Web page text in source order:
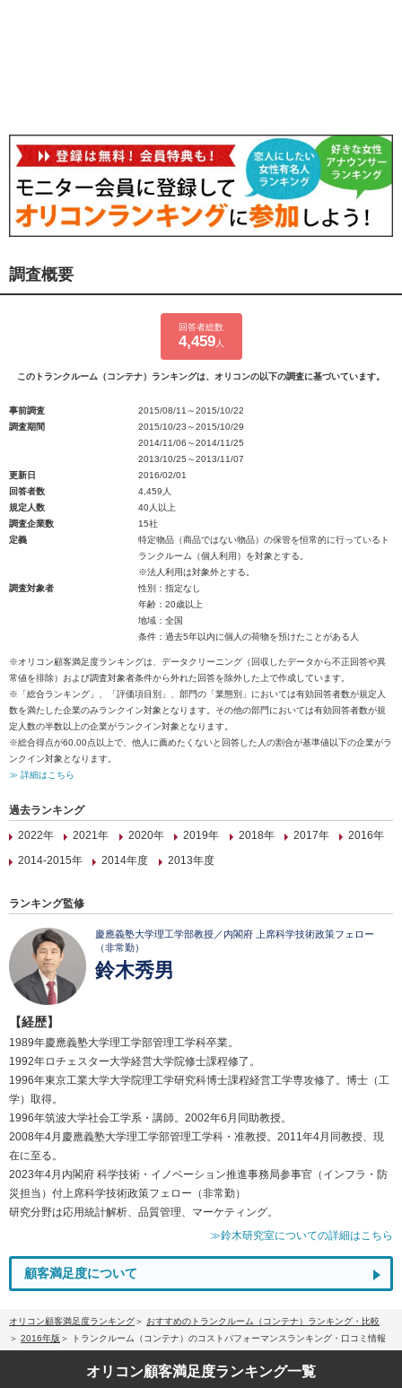
調査概要
回答者総数
4,459人
このトランクルーム（コンテナ）ランキングは、オリコンの以下の調査に基づいています。
事前調査
2015/08/11～2015/10/22
調査期間
2015/10/23～2015/10/29
2014/11/06～2014/11/25
2013/10/25～2013/11/07
更新日
2016/02/01
回答者数
4,459人
規定人数
40人以上
調査企業数
15社
定義
特定物品（商品ではない物品）の保管を恒常的に行っているト
ランクルーム（個人利用）を対象とする。
※法人利用は対象外とする。
調査対象者
性別：指定なし
年齢：20歳以上
地域：全国
条件：過去5年以内に個人の荷物を預けたことがある人
※オリコン顧客満足度ランキングは、データクリーニング（回収したデータから不正回答や異
常値を排除）および調査対象者条件から外れた回答を除外した上で作成しています。
※「総合ランキング」、「評価項目別」、部門の「業態別」においては有効回答者数が規定人
数を満たした企業のみランクイン対象となります。その他の部門においては有効回答者数が規
定人数の半数以上の企業がランクイン対象となります。
※総合得点が60.00点以上で、他人に薦めたくないと回答した人の割合が基準値以下の企業がラ
ンクイン対象となります。
≫ 詳細はこちら
過去ランキング
2022年
2021年 2020年 2019年 2018年 2017年
2016年
2014-2015年
2014年度 2013年度
ランキング監修
慶應義塾大学理工学部教授／内閣府 上席科学技術政策フェロー
（非常勤）
鈴木秀男
【経歴】
1989年慶應義塾大学理工学部管理工学科卒業。
1992年ロチェスター大学経営大学院修士課程修了。
1996年東京工業大学大学院理工学研究科博士課程経営工学専攻修了。博士（工
学）取得。
1996年筑波大学社会工学系・講師。2002年6月同助教授。
2008年4月慶應義塾大学理工学部管理工学科・准教授。2011年4月同教授、現
在に至る。
2023年4月内閣府 科学技術・イノベーション推進事務局参事官（インフラ・防
災担当）付上席科学技術政策フェロー（非常勤）
研究分野は応用統計解析、品質管理、マーケティング。
≫鈴木研究室についての詳細はこちら
顧客満足度について
オリコン顧客満足度ランキング
おすすめのトランクルーム（コンテナ）ランキング・比較
2016年版
トランクルーム（コンテナ）のコストパフォーマンスランキング・口コミ情報
オリコン顧客満足度ランキング一覧